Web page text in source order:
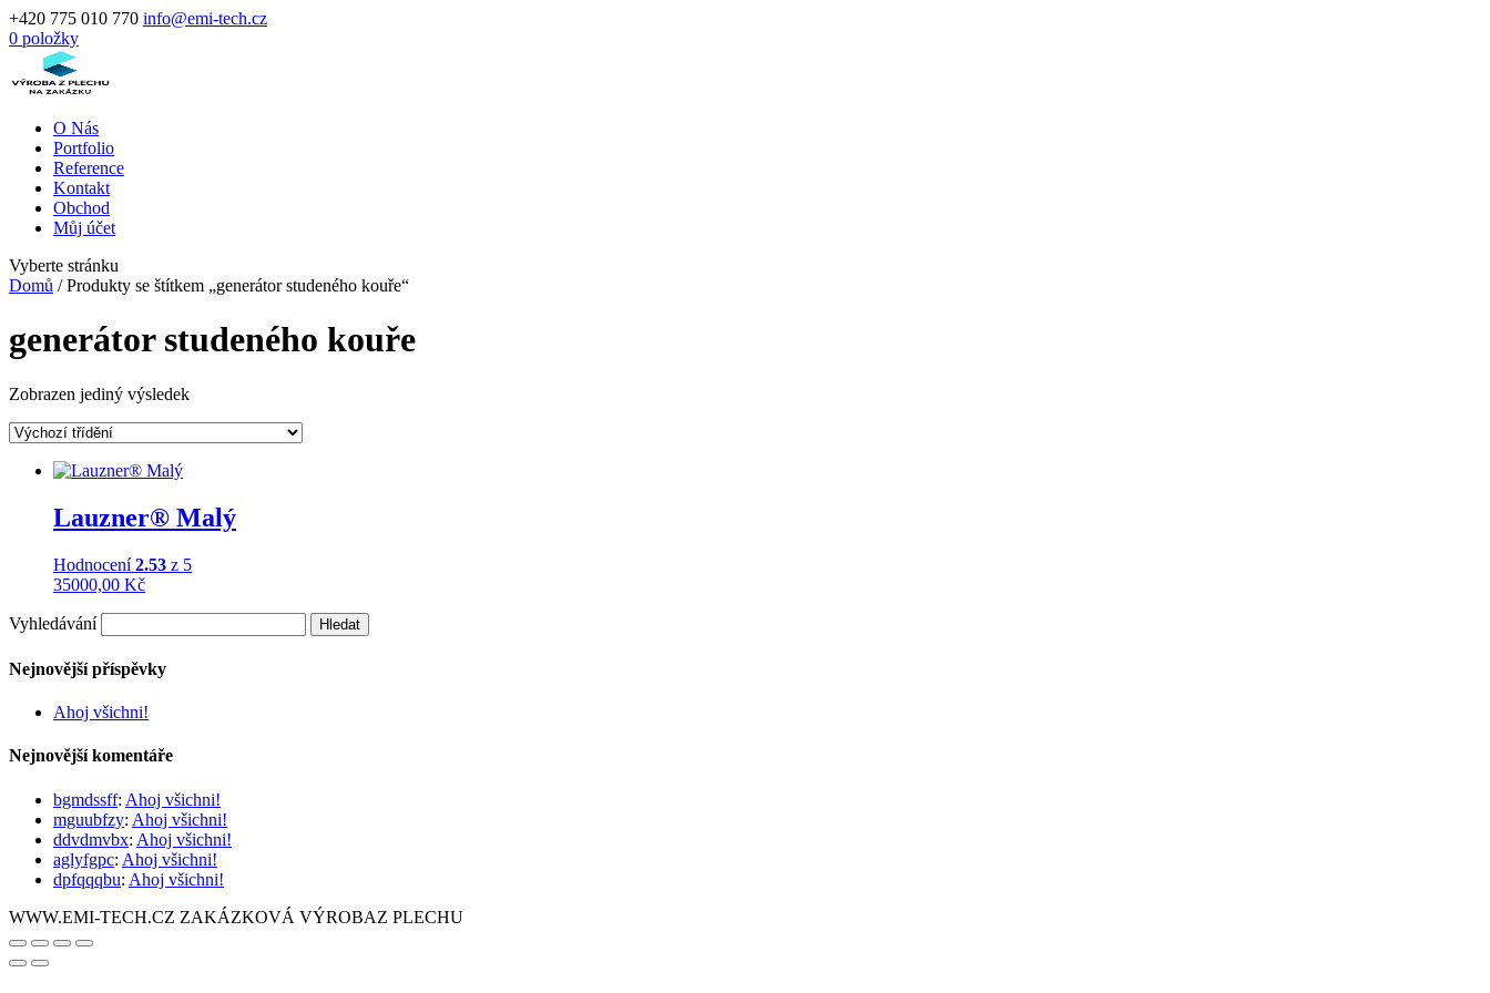
+420 775 010 770 info@emi-tech.cz
0 položky
O Nás
Portfolio
Reference
Kontakt
Obchod
Můj účet
Vyberte stránku
Domů / Produkty se štítkem „generátor studeného kouře“
generátor studeného kouře
Zobrazen jediný výsledek
Lauzner® Malý
Hodnocení2.53 z 5
35000,00 Kč
Vyhledávání
Nejnovější příspěvky
Ahoj všichni!
Nejnovější komentáře
bgmdssff: Ahoj všichni!
mguubfzy: Ahoj všichni!
ddvdmvbx: Ahoj všichni!
aglyfgpc: Ahoj všichni!
dpfqqqbu: Ahoj všichni!
WWW.EMI-TECH.CZ ZAKÁZKOVÁ VÝROBAZ PLECHU